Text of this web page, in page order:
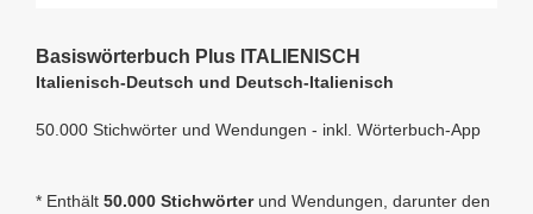
Basiswörterbuch Plus ITALIENISCH
Italienisch-Deutsch und Deutsch-Italienisch
50.000 Stichwörter und Wendungen - inkl. Wörterbuch-App
* Enthält 50.000 Stichwörterund Wendungen, darunter den